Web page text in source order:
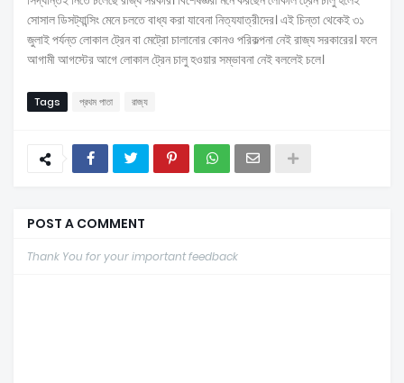
সোসাল ডিসট্যান্সিং মেনে চলতে বাধ্য করা যাবেনা নিত্যযাত্রীদের। এই চিন্তা থেকেই ৩১
জুলাই পর্যন্ত লোকাল ট্রেন বা মেট্রো চালানোর কোনও পরিকল্পনা নেই রাজ্য সরকারের। ফলে
আগামী আগস্টের আগে লোকাল ট্রেন চালু হওয়ার সম্ভাবনা নেই বললেই চলে।
Tags প্রথম পাতা রাজ্য
POST A COMMENT
Thank You for your important feedback